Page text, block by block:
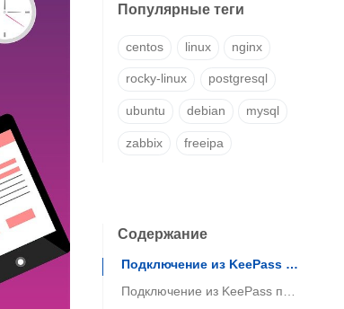
Популярные теги
centos linux nginx
rocky-linux postgresql
ubuntu debian mysql
zabbix freeipa
Содержание
Подключение из KeePass по RDP без ввода IP, логина, пароля